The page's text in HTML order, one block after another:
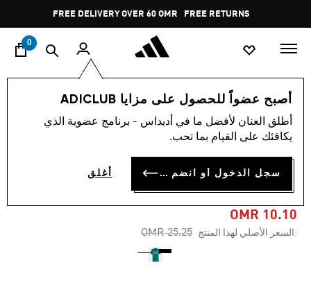
Pause
promotion
rotation
FREE DELIVERY OVER 60 OMR FREE RETURNS
0
أصبح عضواً للحصول على مزايا ADICLUB
أطلق العنان لأفضل ما في أديداس - برنامج عضوية الذي
يكافئك على القيام بما تحب.
سجل الدخول أو انضم الآن أغلق
الرجال ملابس
-60%
قميص MANCHESTER UNITED
TIRO 23 TRAINING
OMR 10.10
:السعر الأصلي لهذا المنتج Price reduced from
OMR 25.25
to